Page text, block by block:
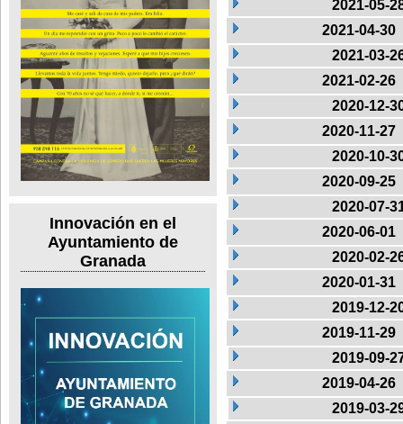
Innovación en el
Ayuntamiento de
Granada
2021-05-
2021-04-30
2021-03-
2021-02-26
2020-12-
2020-11-27
2020-10-
2020-09-25
2020-07-
2020-06-01
2020-02-
2020-01-31
2019-12-
2019-11-29
2019-09-
2019-04-26
2019-03-